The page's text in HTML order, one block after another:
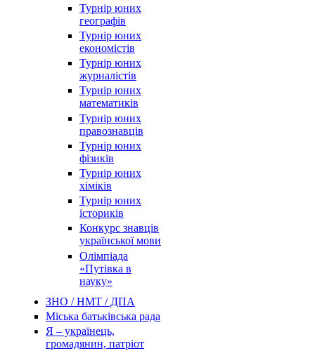
Турнір юних
географів
Турнір юних
економістів
Турнір юних
журналістів
Турнір юних
математиків
Турнір юних
правознавців
Турнір юних
фізиків
Турнір юних
хіміків
Турнір юних
істориків
Конкурс знавців
української мови
Олімпіада
«Путівка в
науку»
ЗНО / НМТ / ДПА
Міська батьківська рада
Я – українець,
громадянин, патріот